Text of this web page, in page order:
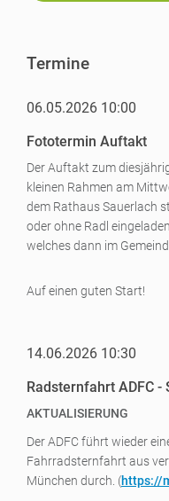
Termine
06.05.2026 10:00
Fototermin Auftakt
Der Auftakt zum
kleinen Rahmen am
dem Rathaus Sauerlach
oder ohne Radl
welches dann im
Auf einen guten Start!
14.06.2026 10:30
Radsternfahrt ADFC -
AKTUALISIERUNG
Der ADFC führt wieder
Fahrradsternfahrt aus
München durch. (https://